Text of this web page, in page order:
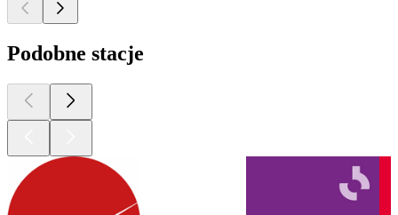
Podobne stacje